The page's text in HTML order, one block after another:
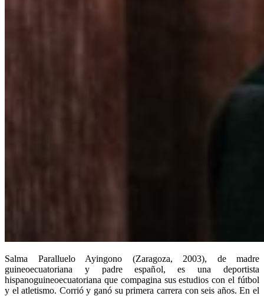
Salma Paralluelo Ayingono (Zaragoza, 2003), de madre
guineoecuatoriana y padre español, es una deportista
hispanoguineoecuatoriana que compagina sus estudios con el fútbol
y el atletismo. Corrió y ganó su primera carrera con seis años. En el